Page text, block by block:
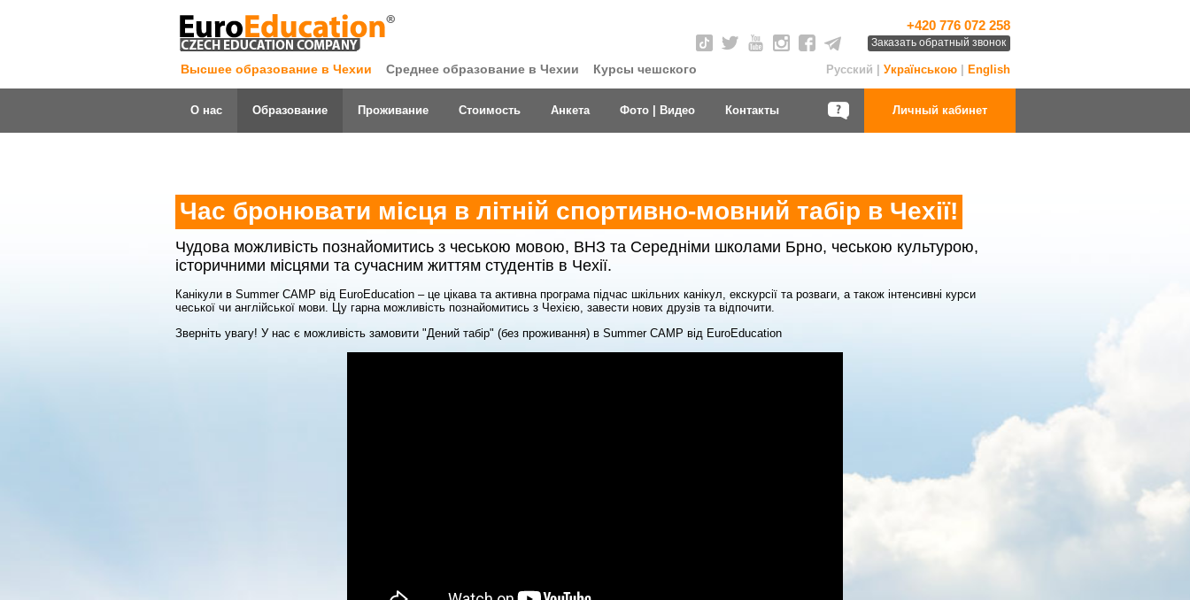
Высшее образование в Чехии Среднее образование в Чехии Курсы чешского
+420 776 072 258
Заказать обратный звонок
Русский | Українською| English
О нас Образование Проживание Стоимость Анкета Фото | Видео Контакты Личный кабинет
Час бронювати місця в літній спортивно-мовний табір в Чехії!
Чудова можливість познайомитись з чеською мовою, ВНЗ та Середніми школами Брно, чеською культурою,
історичними місцями та сучасним життям студентів в Чехії.
Канікули в Summer CAMP від EuroEducation – це цікава та активна програма підчас шкільних канікул, екскурсії та розваги, а також інтенсивні курси
чеської чи англійської мови. Цу гарна можливість познайомитись з Чехією, завести нових друзів та відпочити.
Зверніть увагу! У нас є можливість замовити "Дений табір" (без проживання) в Summer CAMP від EuroEducation